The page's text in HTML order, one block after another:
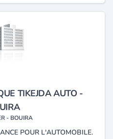
TIKEJDA AUTO -
- BOUIRA
POUR L'AUTOMOBILE.